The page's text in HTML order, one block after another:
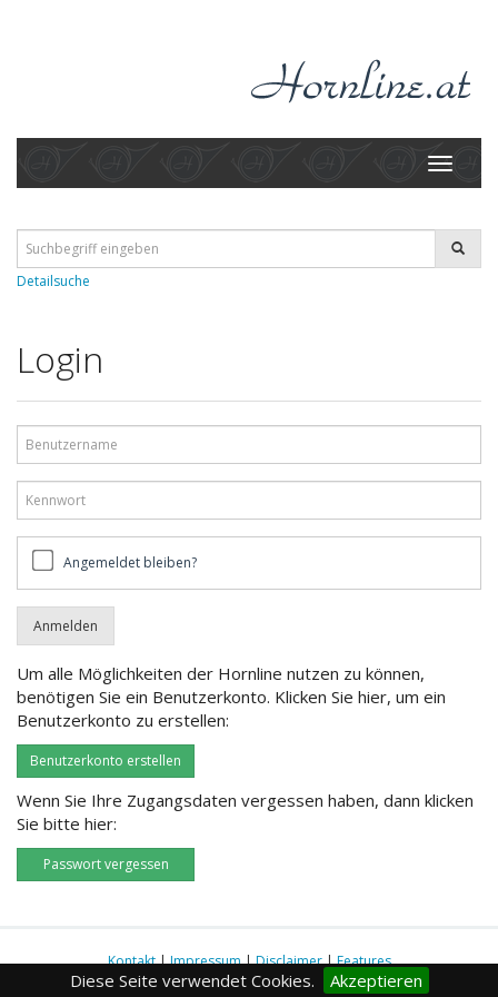
Diese Seite verwendet Cookies. Akzeptieren
Toggle
Detailsuche
Login
bleiben?Angemeldet bleiben?
Um alle Möglichkeiten der Hornline nutzen zu können,
benötigen Sie ein Benutzerkonto. Klicken Sie hier, um ein
Benutzerkonto zu erstellen:
Benutzerkonto erstellen
Wenn Sie Ihre Zugangsdaten vergessen haben, dann klicken
Sie bitte hier:
Passwort vergessen
Kontakt|Impressum|Disclaimer|Features